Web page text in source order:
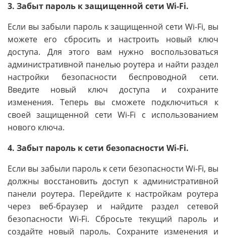
3. Забыт пароль к защищенной сети Wi-Fi.
Если вы забыли пароль к защищенной сети Wi-Fi, вы
можете его сбросить и настроить новый ключ
доступа. Для этого вам нужно воспользоваться
административной панелью роутера и найти раздел
настройки безопасности беспроводной сети.
Введите новый ключ доступа и сохраните
изменения. Теперь вы сможете подключиться к
своей защищенной сети Wi-Fi с использованием
нового ключа.
4. Забыт пароль к сети безопасности Wi-Fi.
Если вы забыли пароль к сети безопасности Wi-Fi, вы
должны восстановить доступ к административной
панели роутера. Перейдите к настройкам роутера
через веб-браузер и найдите раздел сетевой
безопасности Wi-Fi. Сбросьте текущий пароль и
создайте новый пароль. Сохраните изменения и